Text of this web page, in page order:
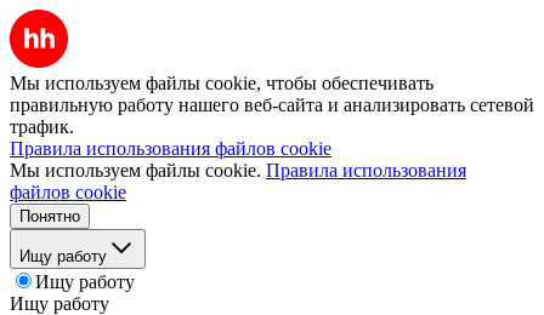
Мы используем файлы cookie, чтобы обеспечивать
правильную работу нашего веб-сайта и анализировать сетевой
трафик.
Правила использования файлов cookie
Мы используем файлы cookie. Правила использования
файлов cookie
Понятно
Ищу работу
Ищу работу
Ищу работу